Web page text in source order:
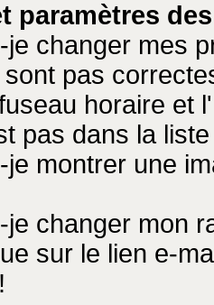
paramètres
je changer mes
pas
horaire et
pas dans la
je montrer une
je changer mon
sur le lien e-